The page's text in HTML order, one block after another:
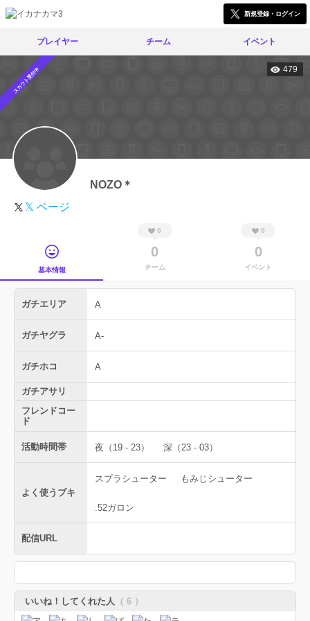
新規登録・ログイン
プレイヤー チーム イベント
スカウト受付中 479
NOZO＊
𝕏 ページ
基本情報
0
0
チーム
0
0
イベント
ガチエリア A
ガチヤグラ A-
ガチホコ A
ガチアサリ
フレンドコー
ド
活動時間帯 夜（19 - 23） 深（23 - 03）
よく使うブキ
スプラシューター もみじシューター
.52ガロン
配信URL
いいね！してくれた人 （ 6 ）